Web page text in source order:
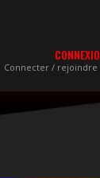
Connecter / rejoindre